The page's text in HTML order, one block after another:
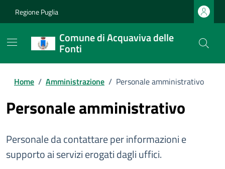
Regione Puglia
Comune di Acquaviva delle
Fonti
Home / Amministrazione / Personale amministrativo
Personale amministrativo
Personale da contattare per informazioni e
supporto ai servizi erogati dagli uffici.